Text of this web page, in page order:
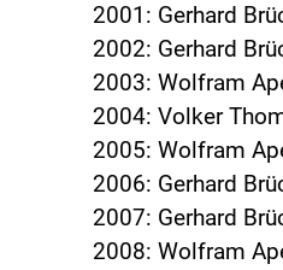
2001: Gerhard
2002: Gerhard
2003: Wolfram
2004: Volker
2005: Wolfram
2006: Gerhard
2007: Gerhard
2008: Wolfram